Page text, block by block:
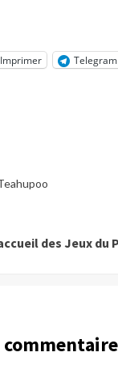
Imprimer Telegram
des Jeux du
commentaire